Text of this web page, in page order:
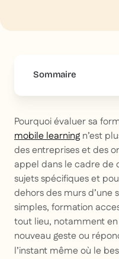
Sommaire
Pourquoi évaluer sa
mobile learning n’est
des entreprises et des
appel dans le cadre de
sujets spécifiques et
dehors des murs d’une
simples, formation
tout lieu, notamment
nouveau geste ou
l’instant même où le